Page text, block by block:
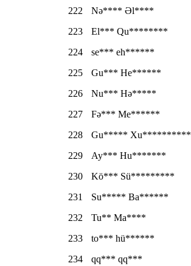
222
Nə**** Əl****
223
El*** Qu********
224
se*** eh******
225
Gu*** He******
226
Nu*** Hə*****
227
Fə*** Me******
228
Gu***** Xu**********
229
Ay*** Hu*******
230
Kö*** Sü*********
231
Su***** Ba******
232
Tu** Ma****
233
to*** hü******
234
qq*** qq***